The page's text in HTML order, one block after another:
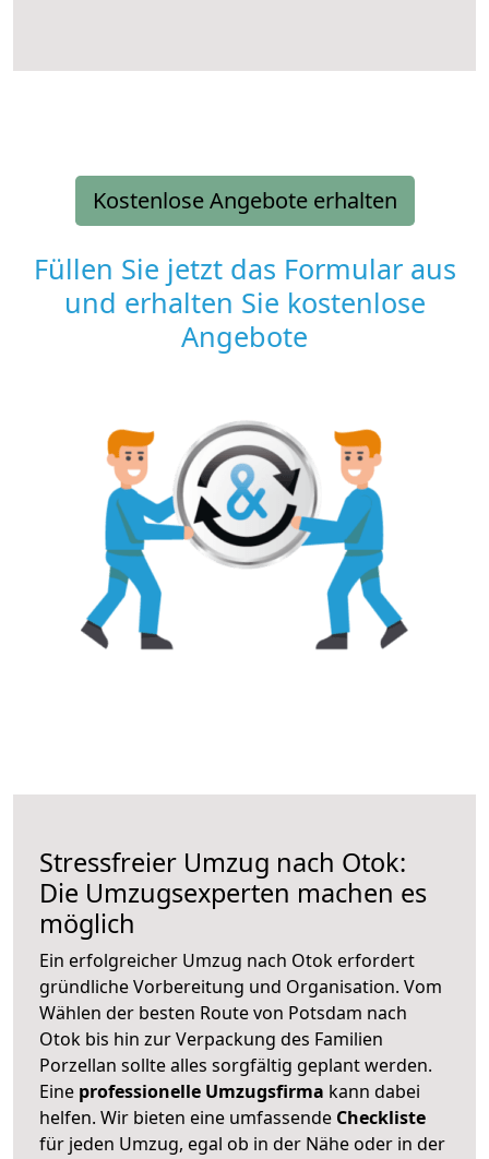
Kostenlose Angebote erhalten
Füllen Sie jetzt das Formular aus
und erhalten Sie kostenlose
Angebote
Stressfreier Umzug nach Otok:
Die Umzugsexperten machen es
möglich
Ein erfolgreicher Umzug nach Otok erfordert
gründliche Vorbereitung und Organisation. Vom
Wählen der besten Route von Potsdam nach
Otok bis hin zur Verpackung des Familien
Porzellan sollte alles sorgfältig geplant werden.
Eine professionelle Umzugsfirma kann dabei
helfen. Wir bieten eine umfassende Checkliste
für jeden Umzug, egal ob in der Nähe oder in der